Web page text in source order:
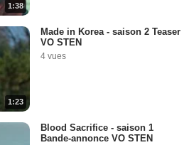
1:38
1:23
Made in Korea - saison 2 Teaser
VO STEN
4 vues
Blood Sacrifice - saison 1
Bande-annonce VO STEN